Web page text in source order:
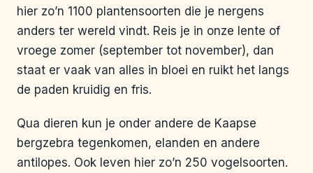
hier zo’n 1100 plantensoorten die je nergens
anders ter wereld vindt. Reis je in onze lente of
vroege zomer (september tot november), dan
staat er vaak van alles in bloei en ruikt het langs
de paden kruidig en fris.
Qua dieren kun je onder andere de Kaapse
bergzebra tegenkomen, elanden en andere
antilopes. Ook leven hier zo’n 250 vogelsoorten.